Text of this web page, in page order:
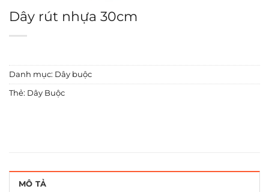
Dây rút nhựa 30cm
Danh mục: Dây buộc
Thẻ: Dây Buộc
MÔ TẢ